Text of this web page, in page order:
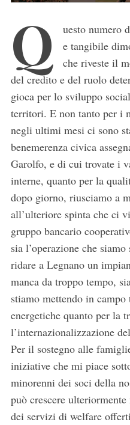
Q
uesto numero
e tangibile
che riveste il
del credito e del ruolo
gioca per lo sviluppo
territori. E non tanto per i
negli ultimi mesi ci sono
benemerenza civica
Garolfo, e di cui trovate i
interne, quanto per la
dopo giorno, riusciamo a
all’ulteriore spinta che ci
gruppo bancario
sia l’operazione che
ridare a Legnano un
manca da troppo tempo,
stiamo mettendo in
energetiche quanto per la
l’internazionalizzazione
Per il sostegno alle
iniziative che mi piace
minorenni dei soci della
può crescere
dei servizi di welfare